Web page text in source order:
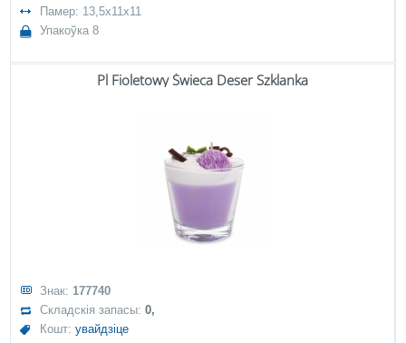
Памер: 13,5x11x11
Упакоўка 8
Pl Fioletowy Świeca Deser Szklanka
Знак: 177740
Складскія запасы:0,
Кошт:увайдзіце